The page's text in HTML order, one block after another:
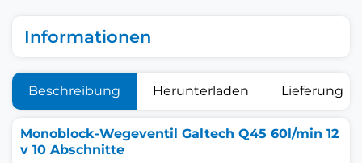
Informationen
Beschreibung Herunterladen Lieferung
Monoblock-Wegeventil Galtech Q45 60l/min 12
v 10 Abschnitte